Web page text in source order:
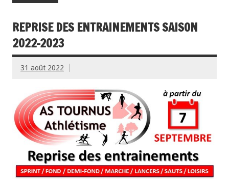
REPRISE DES ENTRAINEMENTS SAISON
2022-2023
31 août 2022